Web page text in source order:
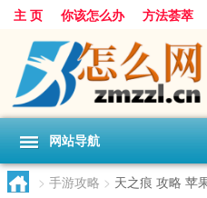
主 页 你该怎么办 方法荟萃
网站导航
> 手游攻略 > 天之痕 攻略 苹